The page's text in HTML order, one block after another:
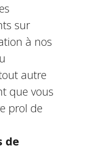
sur
à nos
autre
que vous
profil de
de